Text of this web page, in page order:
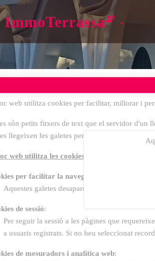
ImmoTerrassa
web utilitza cookies per facilitar, millorar i
són petits fitxers de text que el servidor d'un
llegeixen les galetes per identificar aquest
web utilitza les cookies següents:
per facilitar la navegació dels usuaris i
Aquestes galetes desapareixen al cap d'un cert
de sessió:
Per seguir la sessió a les pàgines que
a usuaris registrats. Si no heu seleccionat
de mesuradors i analítica web: